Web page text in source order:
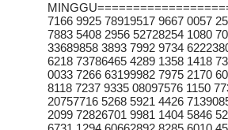
7166 9925 78919517 9667 0057
7883 5408 2956 52728254 1080
33689858 3893 7992 9734
6218 73786465 4289 1358 1418
0033 7266 63199982 7975 2170
8118 7237 9335 08097576 1150
20757716 5268 5921 4426
2099 72826701 9981 1404 5846